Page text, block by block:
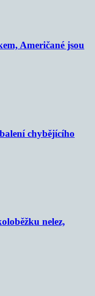
Američané jsou
chybějícího
nelez,